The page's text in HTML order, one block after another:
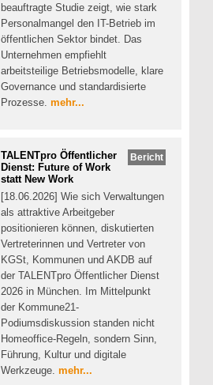
beauftragte Studie zeigt, wie stark
Personalmangel den IT-Betrieb im
öffentlichen Sektor bindet. Das
Unternehmen empfiehlt
arbeitsteilige Betriebsmodelle, klare
Governance und standardisierte
Prozesse. mehr...
Bericht
TALENTpro Öffentlicher
Dienst: Future of Work
statt New Work
[18.06.2026] Wie sich Verwaltungen
als attraktive Arbeitgeber
positionieren können, diskutierten
Vertreterinnen und Vertreter von
KGSt, Kommunen und AKDB auf
der TALENTpro Öffentlicher Dienst
2026 in München. Im Mittelpunkt
der Kommune21-
Podiumsdiskussion standen nicht
Homeoffice-Regeln, sondern Sinn,
Führung, Kultur und digitale
Werkzeuge. mehr...